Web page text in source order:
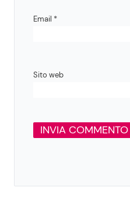
Email *
Sito web